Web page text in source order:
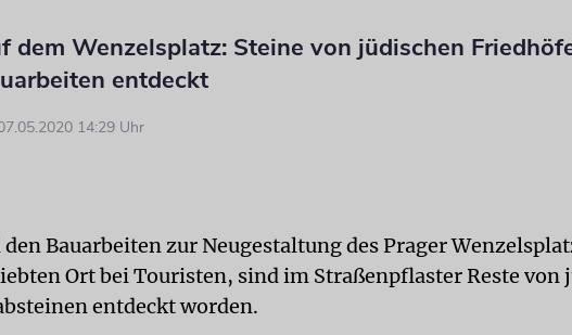
dem Wenzelsplatz: Steine von jüdischen
entdeckt
14:29 Uhr
den Bauarbeiten zur Neugestaltung des Prager
Ort bei Touristen, sind im Straßenpflaster Reste von
entdeckt worden.